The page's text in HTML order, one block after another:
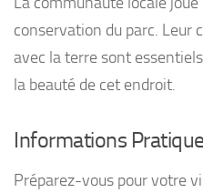
conservation du parc. Leur
avec la terre sont
la beauté de cet endroit.
Informations
Préparez-vous pour votre